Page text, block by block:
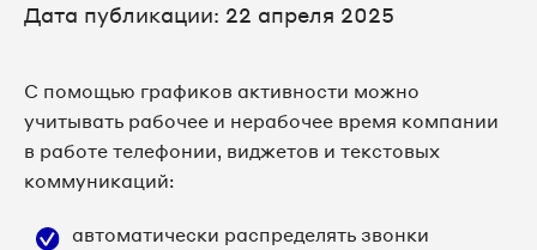
Дата публикации: 22 апреля 2025
С помощью графиков активности можно
учитывать рабочее и нерабочее время компании
в работе телефонии, виджетов и текстовых
коммуникаций:
автоматически распределять звонки